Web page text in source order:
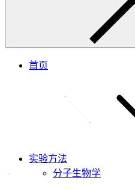
首页
实验方法
分子生物学